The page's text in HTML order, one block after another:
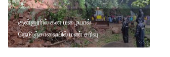
குன்னூரில் கன மழையால்
நெடுஞ்சாலையில் மண் சரிவு